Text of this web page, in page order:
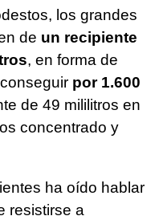
los grandes
de un recipiente
, en forma de
por 1.600
de 49 mililitros en
concentrado y
ha oído hablar
resistirse a